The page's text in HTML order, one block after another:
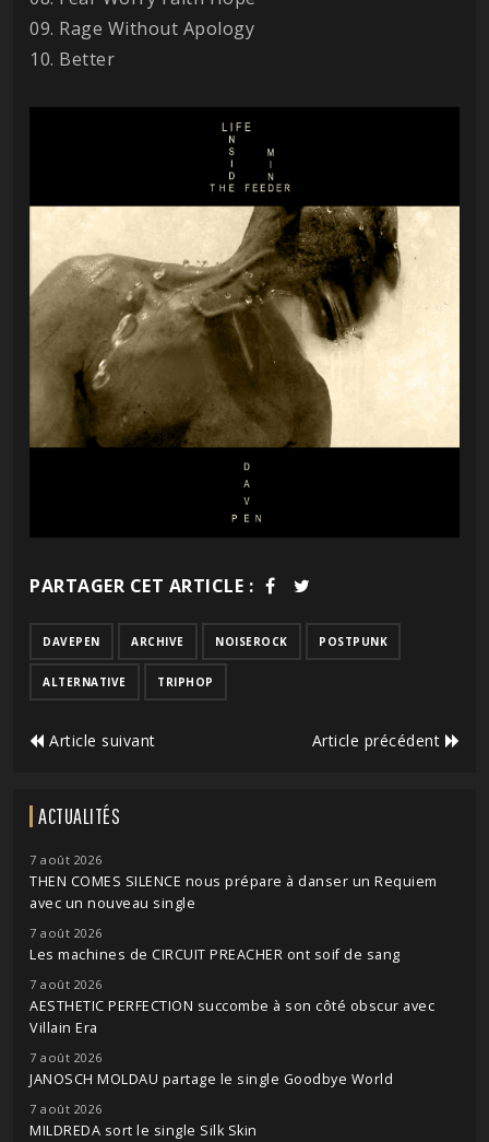
09. Rage Without Apology
10. Better
PARTAGER CET ARTICLE :
DAVEPEN ARCHIVE NOISEROCK POSTPUNK
ALTERNATIVE TRIPHOP
Article suivant Article précédent
ACTUALITÉS
7 août 2026
THEN COMES SILENCE nous prépare à danser un Requiem
avec un nouveau single
7 août 2026
Les machines de CIRCUIT PREACHER ont soif de sang
7 août 2026
AESTHETIC PERFECTION succombe à son côté obscur avec
Villain Era
7 août 2026
JANOSCH MOLDAU partage le single Goodbye World
7 août 2026
MILDREDA sort le single Silk Skin